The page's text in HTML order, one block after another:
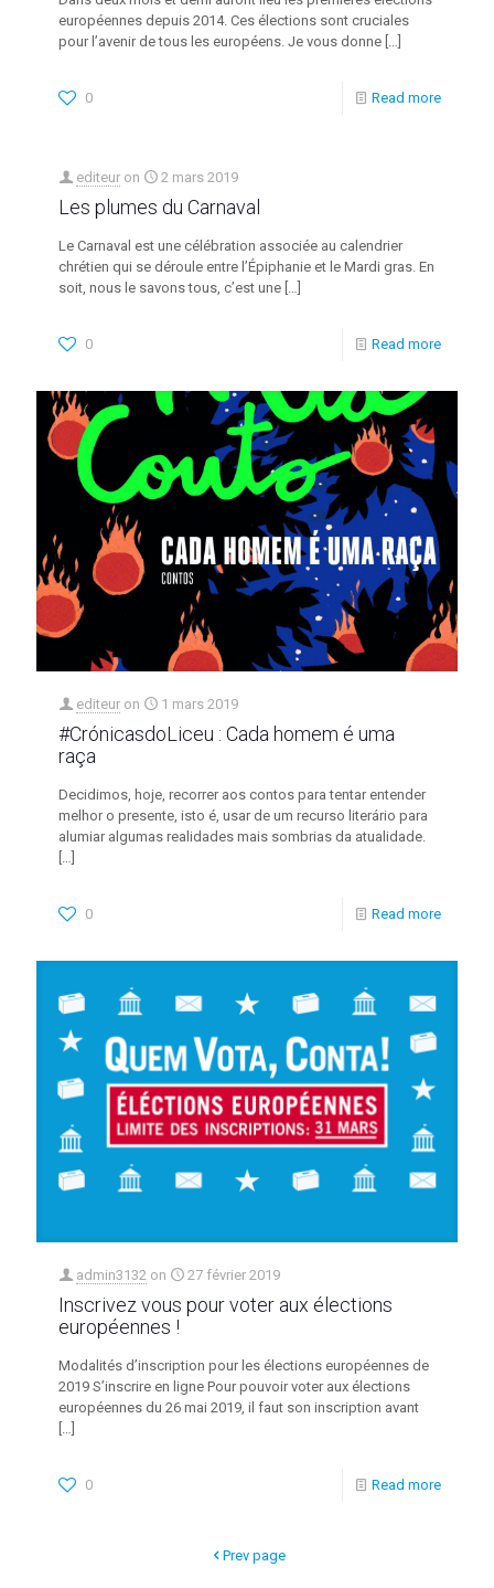
européennes depuis 2014. Ces élections sont cruciales
pour l’avenir de tous les européens. Je vous donne […]
0 Read more
editeur on 2 mars 2019
Les plumes du Carnaval
Le Carnaval est une célébration associée au calendrier
chrétien qui se déroule entre l’Épiphanie et le Mardi gras. En
soit, nous le savons tous, c’est une […]
0 Read more
editeur on 1 mars 2019
#CrónicasdoLiceu : Cada homem é uma
raça
Decidimos, hoje, recorrer aos contos para tentar entender
melhor o presente, isto é, usar de um recurso literário para
alumiar algumas realidades mais sombrias da atualidade.
[…]
0 Read more
admin3132 on 27 février 2019
Inscrivez vous pour voter aux élections
européennes !
Modalités d’inscription pour les élections européennes de
2019 S’inscrire en ligne Pour pouvoir voter aux élections
européennes du 26 mai 2019, il faut son inscription avant
0 Read more
Prev page